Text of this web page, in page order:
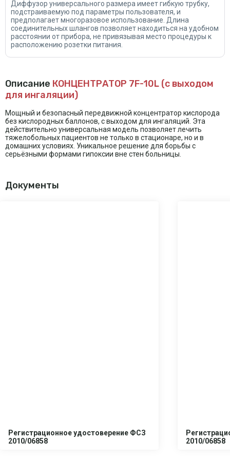
Диффузор универсального размера имеет гибкую трубку,
подстраиваемую под параметры пользователя, и
предполагает многоразовое использование. Длина
соединительных шлангов позволяет находиться на удобном
расстоянии от прибора, не привязывая место процедуры к
расположению розетки питания.
Описание КОНЦЕНТРАТОР 7F-10L (с выходом
для ингаляции)
Мощный и безопасный передвижной концентратор кислорода
без кислородных баллонов, с выходом для ингаляций. Эта
действительно универсальная модель позволяет лечить
тяжелобольных пациентов не только в стационаре, но и в
домашних условиях. Уникальное решение для борьбы с
серьёзными формами гипоксии вне стен больницы.
Документы
Регистрационное удостоверение ФСЗ
2010/06858
2010/06858